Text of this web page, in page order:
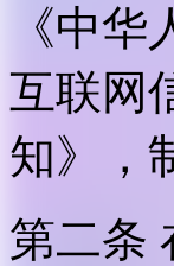
《中
互联网
知》，
第二条